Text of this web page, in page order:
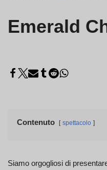
Emerald
Contenuto spettacolo
Siamo orgogliosi di